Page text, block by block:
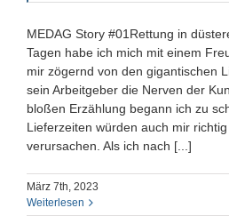
MEDAG Story #01Rettung in
Tagen habe ich mich mit einem
mir zögernd von den gigantischen
sein Arbeitgeber die Nerven der
bloßen Erzählung begann ich zu
Lieferzeiten würden auch mir
verursachen. Als ich nach [...]
März 7th, 2023
Weiterlesen